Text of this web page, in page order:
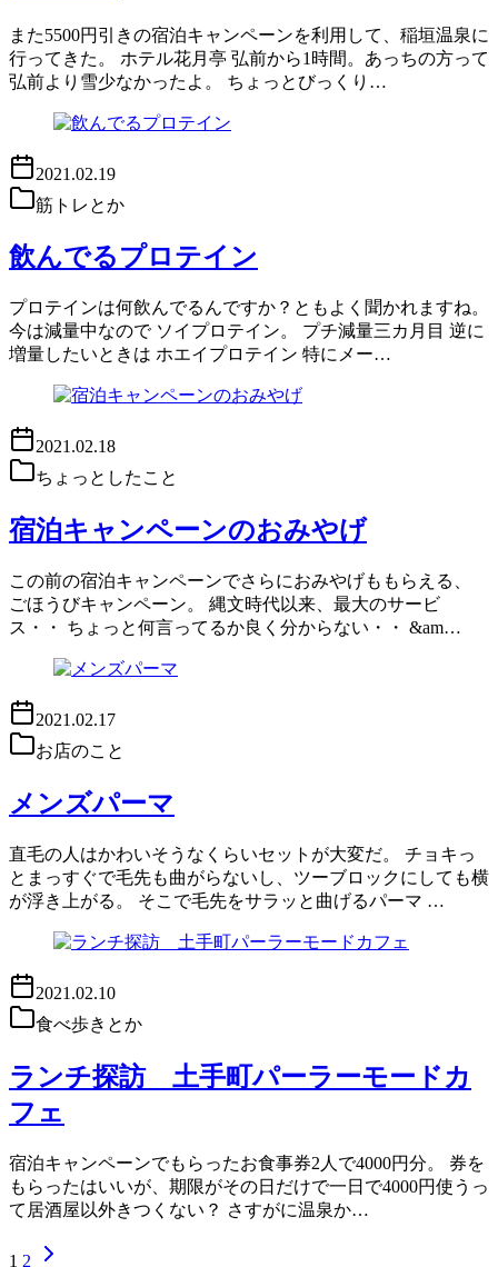
また5500円引きの宿泊キャンペーンを利用して、稲垣温泉に
行ってきた。 ホテル花月亭 弘前から1時間。あっちの方って
弘前より雪少なかったよ。 ちょっとびっくり…
2021.02.19
筋トレとか
飲んでるプロテイン
プロテインは何飲んでるんですか？ともよく聞かれますね。
今は減量中なので ソイプロテイン。 プチ減量三カ月目 逆に
増量したいときは ホエイプロテイン 特にメー…
2021.02.18
ちょっとしたこと
宿泊キャンペーンのおみやげ
この前の宿泊キャンペーンでさらにおみやげももらえる、
ごほうびキャンペーン。 縄文時代以来、最大のサービ
ス・・ ちょっと何言ってるか良く分からない・・ &am…
2021.02.17
お店のこと
メンズパーマ
直毛の人はかわいそうなくらいセットが大変だ。 チョキっ
とまっすぐで毛先も曲がらないし、ツーブロックにしても横
が浮き上がる。 そこで毛先をサラッと曲げるパーマ …
2021.02.10
食べ歩きとか
ランチ探訪 土手町パーラーモードカ
フェ
宿泊キャンペーンでもらったお食事券2人で4000円分。 券を
もらったはいいが、期限がその日だけで一日で4000円使うっ
て居酒屋以外きつくない？ さすがに温泉か…
1 2